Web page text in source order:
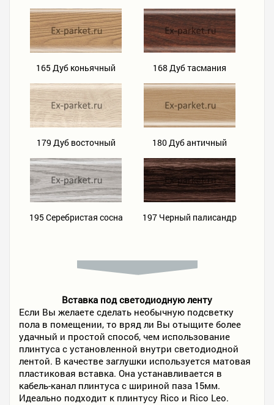
165 Дуб коньячный 168 Дуб тасмания
179 Дуб восточный 180 Дуб античный
195 Серебристая сосна 197 Черный палисандр
Вставка под светодиодную ленту
Если Вы желаете сделать необычную подсветку
пола в помещении, то вряд ли Вы отыщите более
удачный и простой способ, чем использование
плинтуса с установленной внутри светодиодной
лентой. В качестве заглушки используется матовая
пластиковая вставка. Она устанавливается в
кабель-канал плинтуса с шириной паза 15мм.
Идеально подходит к плинтусу Rico и Rico Leo.